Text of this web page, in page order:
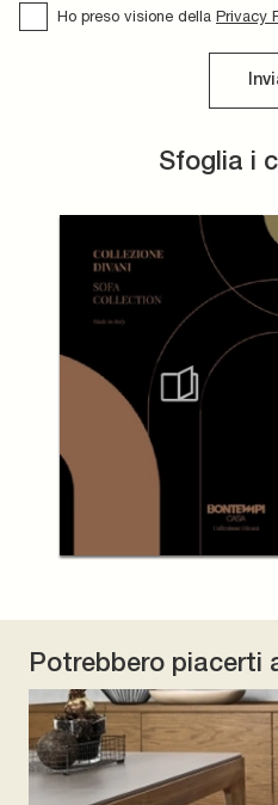
Sfoglia i
Ho preso visione della Privacy
Potrebbero piacerti